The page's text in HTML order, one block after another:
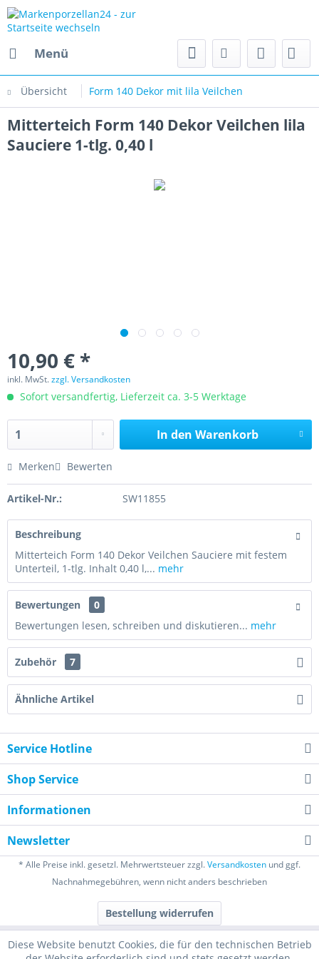
Menü
Übersicht Form 140 Dekor mit lila Veilchen
Mitterteich Form 140 Dekor Veilchen lila
Sauciere 1-tlg. 0,40 l
10,90 € *
inkl. MwSt.zzgl. Versandkosten
Sofort versandfertig, Lieferzeit ca. 3-5 Werktage
In den Warenkorb
Merken Bewerten
Artikel-Nr.: SW11855
Beschreibung
Mitterteich Form 140 Dekor Veilchen Sauciere mit festem
Unterteil, 1-tlg. Inhalt 0,40 l,... mehr
Bewertungen
0
Bewertungen lesen, schreiben und diskutieren... mehr
Zubehör 7
Ähnliche Artikel
Service Hotline
Shop Service
Informationen
Newsletter
* Alle Preise inkl. gesetzl. Mehrwertsteuer zzgl.Versandkosten und ggf.
Nachnahmegebühren, wenn nicht anders beschrieben
Bestellung widerrufen
Diese Website benutzt Cookies, die für den technischen Betrieb